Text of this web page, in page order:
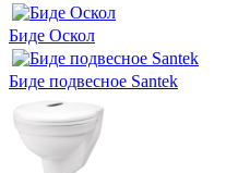
Биде Оскол
Биде подвесное Santek